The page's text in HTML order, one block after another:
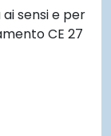
sensi e per
CE 27